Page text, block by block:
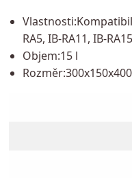
RA5, IB-RA11, IB-RA15
Objem:15 l